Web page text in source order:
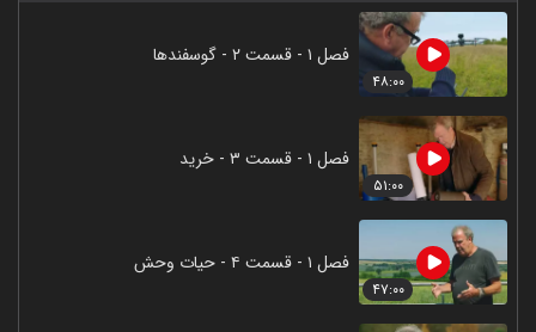
۴۸:۰۰
فصل ۱ - قسمت ۲ - گوسفندها
۵۱:۰۰
فصل ۱ - قسمت ۳ - خرید
۴۷:۰۰
فصل ۱ - قسمت ۴ - حیات وحش